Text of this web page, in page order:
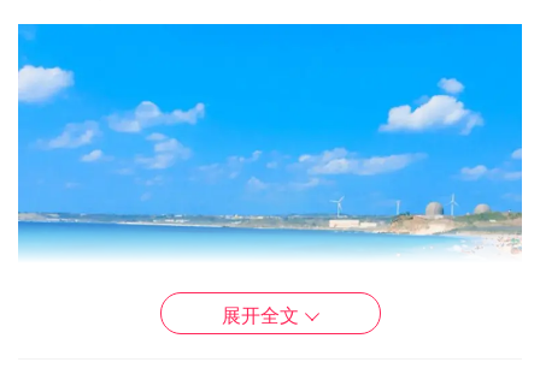
展开全文